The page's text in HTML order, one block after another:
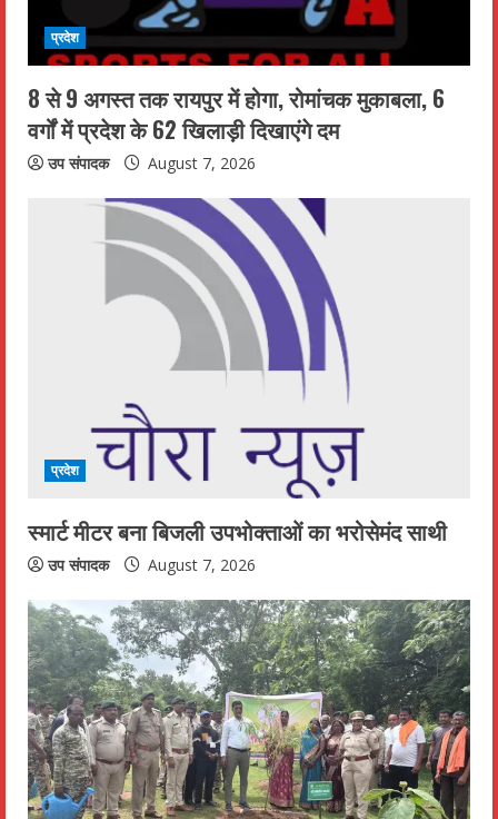
n
g
प्रदेश
8 से 9 अगस्त तक रायपुर में होगा, रोमांचक मुकाबला, 6
वर्गों में प्रदेश के 62 खिलाड़ी दिखाएंगे दम
उप संपादक August 7, 2026
प्रदेश
स्मार्ट मीटर बना बिजली उपभोक्ताओं का भरोसेमंद साथी
उप संपादक August 7, 2026